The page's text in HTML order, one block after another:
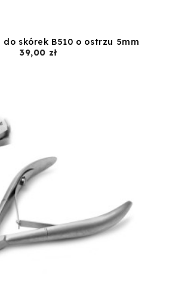
skórek B510 o ostrzu 5mm
39,00 złCena